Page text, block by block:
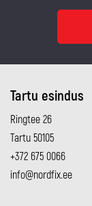
Tartu esindus
Ringtee 26
Tartu 50105
+372 675 0066
info@nordfix.ee